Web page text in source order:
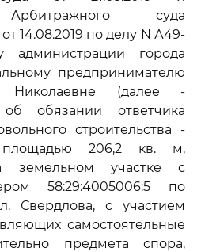
Арбитражного суда
14.08.2019 по делу N А49-
администрации города
предпринимателю
Николаевне (далее -
об обязании ответчика
строительства -
206,2 кв. м,
земельном участке с
58:29:4005006:5 по
Свердлова, с участием
самостоятельные
предмета спора,